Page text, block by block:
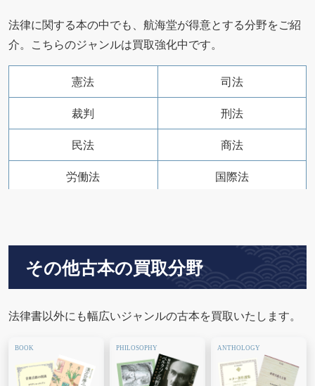
法律に関する本の中でも、航海堂が得意とする分野をご紹
介。こちらのジャンルは買取強化中です。
憲法
司法
裁判
刑法
民法
商法
労働法
国際法
判例六法
判例タイムズ
ぎょうせい
きんざい
その他古本の買取分野
法律書以外にも幅広いジャンルの古本を買取いたします。